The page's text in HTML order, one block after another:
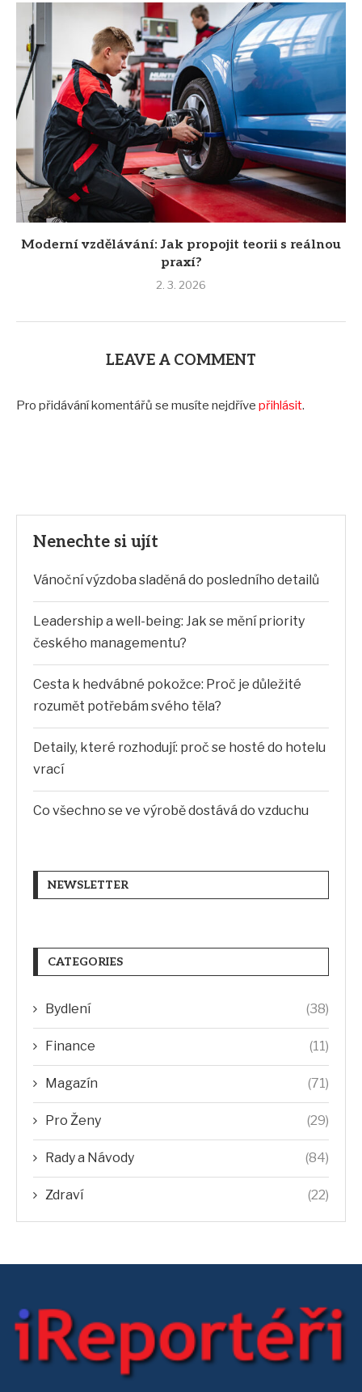
Moderní vzdělávání: Jak propojit teorii s reálnou
praxí?
2. 3. 2026
LEAVE A COMMENT
Pro přidávání komentářů se musíte nejdříve přihlásit.
Nenechte si ujít
Vánoční výzdoba sladěná do posledního detailů
Leadership a well-being: Jak se mění priority
českého managementu?
Cesta k hedvábné pokožce: Proč je důležité
rozumět potřebám svého těla?
Detaily, které rozhodují: proč se hosté do hotelu
vrací
Co všechno se ve výrobě dostává do vzduchu
NEWSLETTER
CATEGORIES
Bydlení (38)
Finance (11)
Magazín (71)
Pro Ženy (29)
Rady a Návody (84)
Zdraví (22)